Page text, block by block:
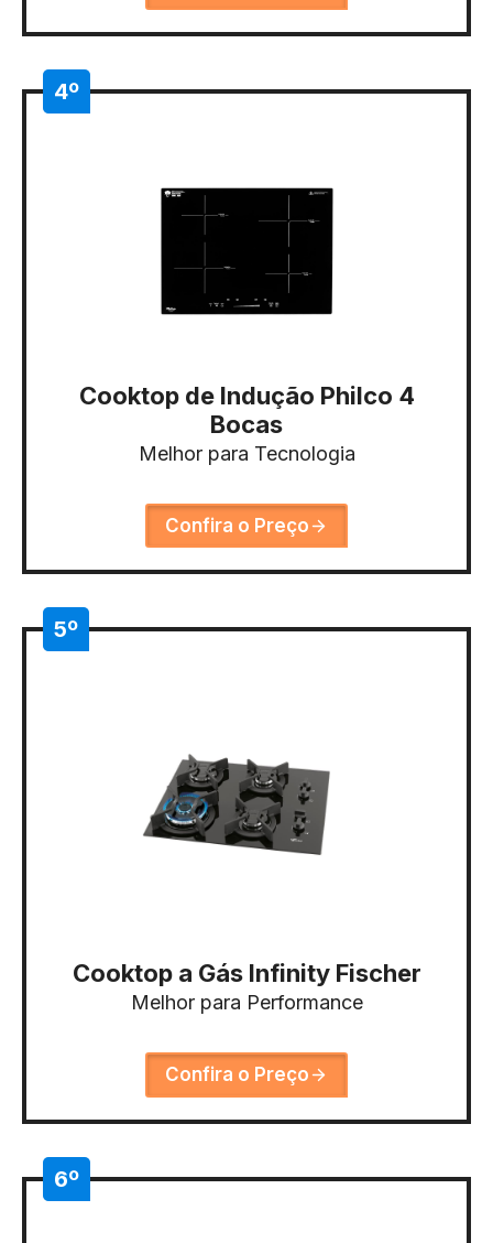
4º
Cooktop de Indução Philco 4
Bocas
Melhor para Tecnologia
Confira o Preço
5º
Cooktop a Gás Infinity Fischer
Melhor para Performance
Confira o Preço
6º